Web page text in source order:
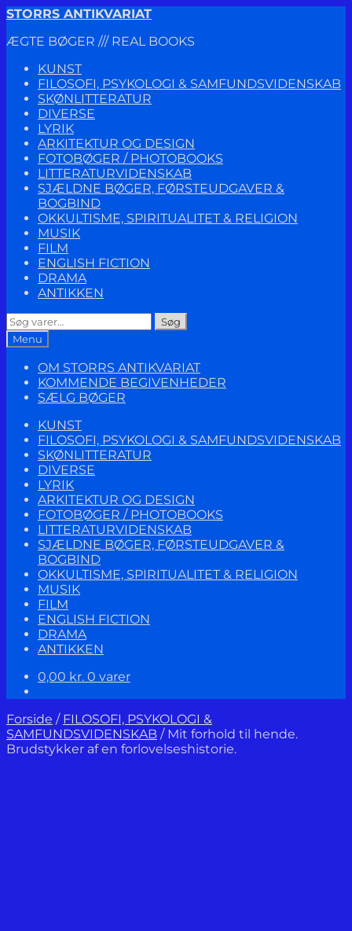
Spring
navigation
Spring
indhold
STORRS ANTIKVARIAT
ÆGTE BØGER /// REAL BOOKS
KUNST
FILOSOFI, PSYKOLOGI & SAMFUNDSVIDENSKAB
SKØNLITTERATUR
DIVERSE
LYRIK
ARKITEKTUR OG DESIGN
FOTOBØGER / PHOTOBOOKS
LITTERATURVIDENSKAB
SJÆLDNE BØGER, FØRSTEUDGAVER &
BOGBIND
OKKULTISME, SPIRITUALITET & RELIGION
MUSIK
FILM
ENGLISH FICTION
DRAMA
ANTIKKEN
Søg
efter:
Søg
Menu
OM STORRS ANTIKVARIAT
KOMMENDE BEGIVENHEDER
SÆLG BØGER
KUNST
FILOSOFI, PSYKOLOGI & SAMFUNDSVIDENSKAB
SKØNLITTERATUR
DIVERSE
LYRIK
ARKITEKTUR OG DESIGN
FOTOBØGER / PHOTOBOOKS
LITTERATURVIDENSKAB
SJÆLDNE BØGER, FØRSTEUDGAVER &
BOGBIND
OKKULTISME, SPIRITUALITET & RELIGION
MUSIK
FILM
ENGLISH FICTION
DRAMA
ANTIKKEN
0,00 kr. 0 varer
Forside / FILOSOFI, PSYKOLOGI &
SAMFUNDSVIDENSKAB / Mit forhold til hende.
Brudstykker af en forlovelseshistorie.